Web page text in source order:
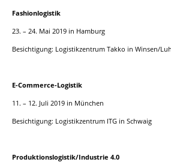
Fashionlogistik
23. – 24. Mai 2019 in Hamburg
Besichtigung: Logistikzentrum Takko in Winsen/
E-Commerce-Logistik
11. – 12. Juli 2019 in München
Besichtigung: Logistikzentrum ITG in Schwaig
Produktionslogistik/Industrie 4.0